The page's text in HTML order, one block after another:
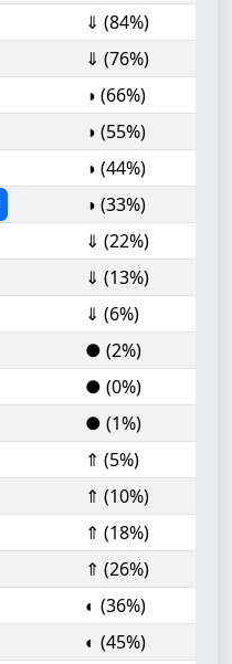
⇓ (84%)
⇓ (76%)
◑ (66%)
◑ (55%)
◑ (44%)
◑ (33%)
⇓ (22%)
⇓ (13%)
⇓ (6%)
● (2%)
● (0%)
● (1%)
⇑ (5%)
⇑ (10%)
⇑ (18%)
⇑ (26%)
◐ (36%)
◐ (45%)